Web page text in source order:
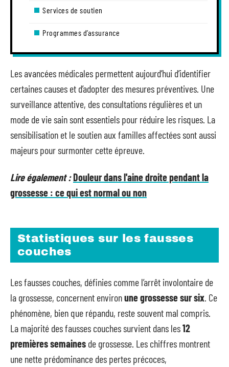
Services de soutien
Programmes d’assurance
Les avancées médicales permettent aujourd’hui d’identifier
certaines causes et d’adopter des mesures préventives. Une
surveillance attentive, des consultations régulières et un
mode de vie sain sont essentiels pour réduire les risques. La
sensibilisation et le soutien aux familles affectées sont aussi
majeurs pour surmonter cette épreuve.
Lire également :Douleur dans l'aine droite pendant la
grossesse : ce qui est normal ou non
Statistiques sur les fausses
couches
Les fausses couches, définies comme l’arrêt involontaire de
la grossesse, concernent environune grossesse sur six . Ce
phénomène, bien que répandu, reste souvent mal compris.
La majorité des fausses couches survient dans les12
premières semaines de grossesse. Les chiffres montrent
une nette prédominance des pertes précoces,